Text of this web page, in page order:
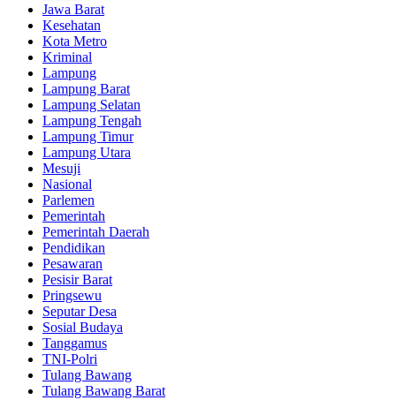
Jawa Barat
Kesehatan
Kota Metro
Kriminal
Lampung
Lampung Barat
Lampung Selatan
Lampung Tengah
Lampung Timur
Lampung Utara
Mesuji
Nasional
Parlemen
Pemerintah
Pemerintah Daerah
Pendidikan
Pesawaran
Pesisir Barat
Pringsewu
Seputar Desa
Sosial Budaya
Tanggamus
TNI-Polri
Tulang Bawang
Tulang Bawang Barat